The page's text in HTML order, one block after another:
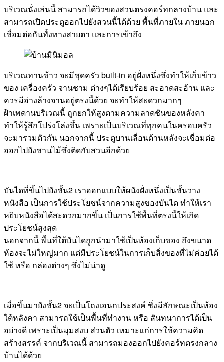
บริเวณนั่งเล่นนี้ สามารถได้วิวของสวนตรงคอร์ทกลางบ้าน และ
สามารถเปิดประตูออกไปยังสวนนี้ได้ด้วย พื้นที่ภายใน ภายนอก
เชื่อมต่อกันทั้งทางสายตา และการเข้าถึง
บริเวณทานข้าว จะมีชุดครัว built-in อยู่ฝั่งหนึ่งซึ่งทำให้เก็บข้าว
ของ เครื่องครัว จานชาม ต่างๆได้เรียบร้อย สะอาดสะอ้าน และ
ควรมีอ่างล้างจานอยู่ตรงนี้ด้วย จะทำให้สะดวกมากๆ
ฝ้าเพดานบริเวณนี้ ถูกยกให้สูงตามความลาดชันของหลังคา
ทำให้รู้สึกโปร่งโล่งขึ้น เพราะเป็นบริเวณที่ทุกคนในครอบครัว
จะมารวมตัวกัน นอกจากนี้ ประตูบานเลื่อนด้านหลังจะเชื่อมต่อ
ออกไปยังชานไม้ซึ่งติดกับสวนอีกด้วย
บันไดที่ขึ้นไปยังชั้น2 เราออกแบบให้ผนังฝั่งหนึ่งเป็นชั้นวาง
หนังสือ เป็นการใช้ประโยชน์จากความสูงของบันได ทำให้เรา
หยิบหนังสือได้สะดวกมากขึ้น เป็นการใช้พื้นที่ตรงนี้ให้เกิด
ประโยชน์สูงสุด
นอกจากนี้ พื้นที่ใต้บันไดถูกนำมาใช้เป็นห้องเก็บของ ถึงขนาด
ห้องจะไม่ใหญ่มาก แต่มีประโยชน์ในการเก็บสิ่งของที่ไม่ค่อยได้
ใช้ หรือ กล่องต่างๆ ซึ่งไม่น่าดู
เมื่อขึ้นมายังชั้น2 จะเป็นโถงเอนกประสงค์ ซึ่งมีลักษณะเป็นห้อง
ใต้หลังคา สามารถใช้เป็นพื้นที่ทำงาน หรือ สันทนาการได้เป็น
อย่างดี เพราะเป็นมุมสงบ ส่วนตัว เหมาะแก่การใช้ความคิด
สร้างสรรค์ จากบริเวณนี้ สามารถมองออกไปยังคอร์ทตรงกลาง
บ้านได้ด้วย